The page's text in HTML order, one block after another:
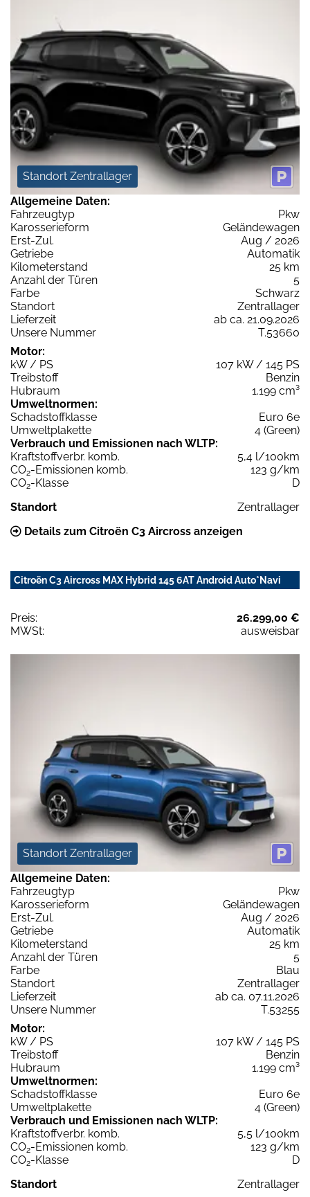
Standort Zentrallager
Allgemeine Daten:
Fahrzeugtyp
Pkw
Karosserieform
Geländewagen
Erst-Zul.
Aug / 2026
Getriebe
Automatik
Kilometerstand
25 km
Anzahl der Türen
5
Farbe
Schwarz
Standort
Zentrallager
Lieferzeit
ab ca. 21.09.2026
Unsere Nummer
T.53660
Motor:
kW / PS
107 kW / 145 PS
Treibstoff
Benzin
Hubraum
1.199 cm³
Umweltnormen:
Schadstoffklasse
Euro 6e
Umweltplakette
4 (Green)
Verbrauch und Emissionen nach WLTP:
Kraftstoffverbr. komb.
5,4 l/100km
CO2-Emissionen komb.
123 g/km
CO2-Klasse
D
Standort
Zentrallager
Details zum Citroën C3 Aircross anzeigen
Citroën C3 Aircross MAX Hybrid 145 6AT Android Auto*Navi
Preis:
26.299,00 €
MWSt:
ausweisbar
Standort Zentrallager
Allgemeine Daten:
Fahrzeugtyp
Pkw
Karosserieform
Geländewagen
Erst-Zul.
Aug / 2026
Getriebe
Automatik
Kilometerstand
25 km
Anzahl der Türen
5
Farbe
Blau
Standort
Zentrallager
Lieferzeit
ab ca. 07.11.2026
Unsere Nummer
T.53255
Motor:
kW / PS
107 kW / 145 PS
Treibstoff
Benzin
Hubraum
1.199 cm³
Umweltnormen:
Schadstoffklasse
Euro 6e
Umweltplakette
4 (Green)
Verbrauch und Emissionen nach WLTP:
Kraftstoffverbr. komb.
5,5 l/100km
CO2-Emissionen komb.
123 g/km
CO2-Klasse
D
Standort
Zentrallager